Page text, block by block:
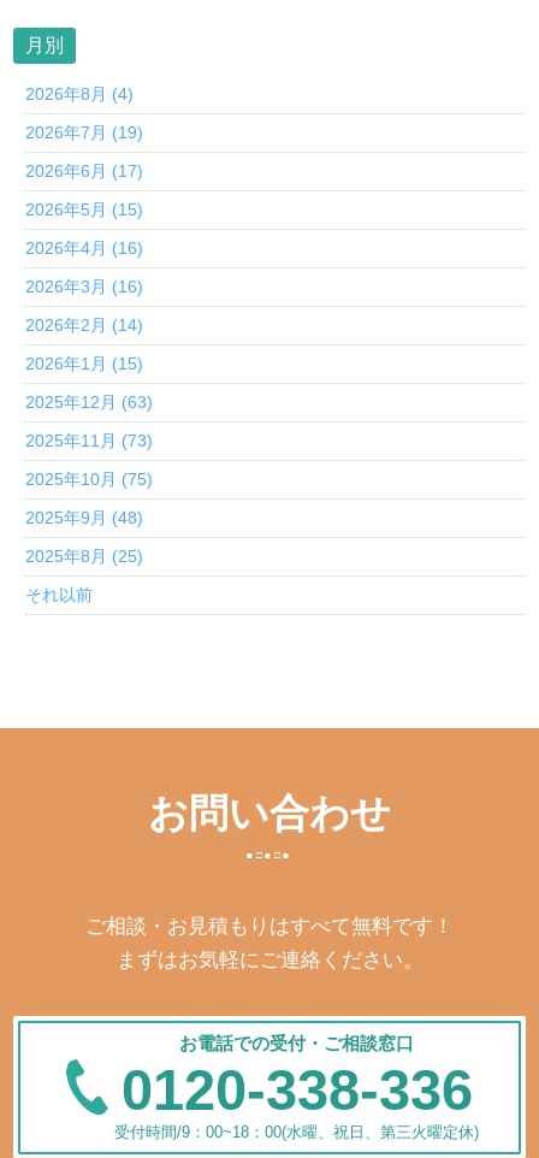
月別
2026年8月 (4)
2026年7月 (19)
2026年6月 (17)
2026年5月 (15)
2026年4月 (16)
2026年3月 (16)
2026年2月 (14)
2026年1月 (15)
2025年12月 (63)
2025年11月 (73)
2025年10月 (75)
2025年9月 (48)
2025年8月 (25)
それ以前
お問い合わせ
ご相談・お見積もりはすべて無料です！
まずはお気軽にご連絡ください。
お電話での受付・ご相談窓口
0120-338-336
受付時間/9：00~18：00(水曜、祝日、第三火曜定休)